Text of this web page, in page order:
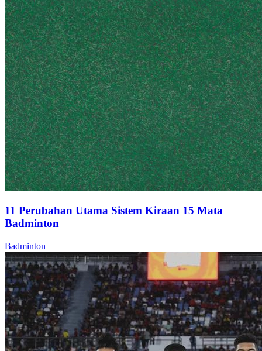
11 Perubahan Utama Sistem Kiraan 15 Mata
Badminton
Badminton